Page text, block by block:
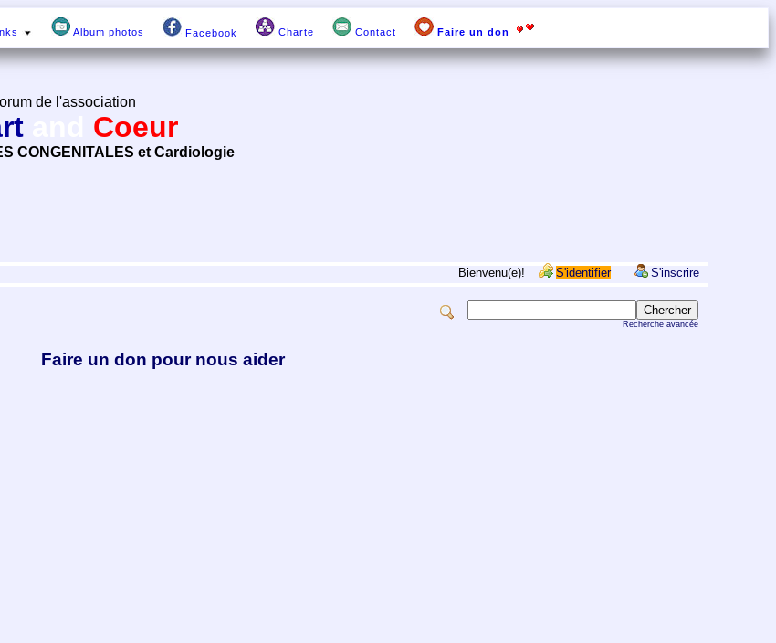
Album photos Facebook Charte Contact Faire un don
de l'association
Coeur
CONGENITALES et Cardiologie
Bienvenu(e)! S'identifier S'inscrire
Recherche avancée
Faire un don pour nous aider